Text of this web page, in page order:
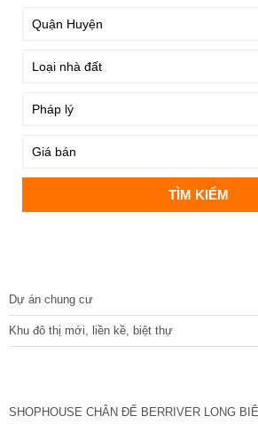
Dự án chung cư
Khu đô thị mới, liền kề, biệt thự
SHOPHOUSE CHÂN ĐẾ BERRIVER LONG